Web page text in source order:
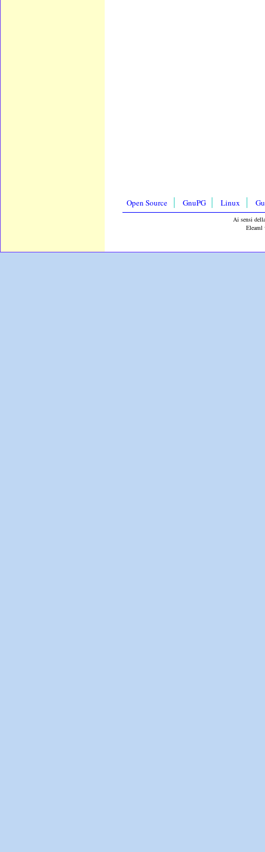
Open Source GnuPG Linux
Ai sensi
Eleaml